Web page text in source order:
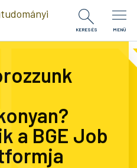
KERESÉS MENÜ
a BGE Job